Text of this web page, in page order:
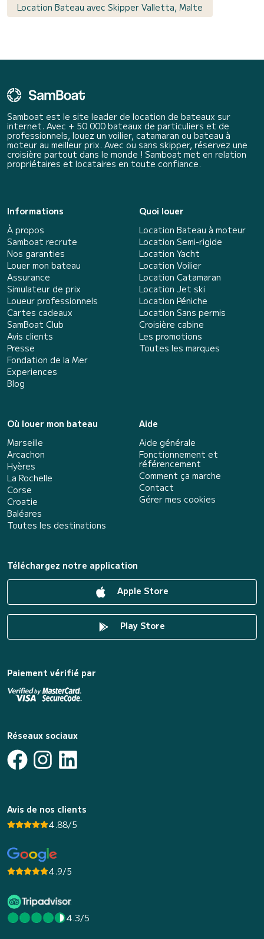
Location Bateau avec Skipper Valletta, Malte
Samboat est le site leader de location de bateaux sur
internet. Avec + 50 000 bateaux de particuliers et de
professionnels, louez un voilier, catamaran ou bateau à
moteur au meilleur prix. Avec ou sans skipper, réservez une
croisière partout dans le monde ! Samboat met en relation
propriétaires et locataires en toute confiance.
Informations
À propos
Samboat recrute
Nos garanties
Louer mon bateau
Assurance
Simulateur de prix
Loueur professionnels
Cartes cadeaux
SamBoat Club
Avis clients
Presse
Fondation de la Mer
Experiences
Blog
Quoi louer
Location Bateau à moteur
Location Semi-rigide
Location Yacht
Location Voilier
Location Catamaran
Location Jet ski
Location Péniche
Location Sans permis
Croisière cabine
Les promotions
Toutes les marques
Où louer mon bateau
Marseille
Arcachon
Hyères
La Rochelle
Corse
Croatie
Baléares
Toutes les destinations
Aide
Aide générale
Fonctionnement et
référencement
Comment ça marche
Contact
Gérer mes cookies
Téléchargez notre application
Apple Store
Play Store
Paiement vérifié par
Réseaux sociaux
Avis de nos clients
4.88/5
4.9/5
4.3/5